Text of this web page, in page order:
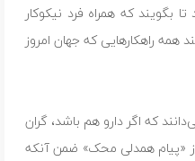
بگویند که همراه فرد نیکوکار
راهکارهایی که جهان امروز
که اگر دارو هم باشد، گران
با استفاده از «پیام همدلی محک» ضمن آنکه